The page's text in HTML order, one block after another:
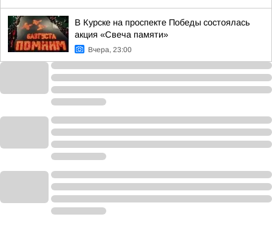
В Курске на проспекте Победы состоялась
акция «Свеча памяти»
Вчера, 23:00